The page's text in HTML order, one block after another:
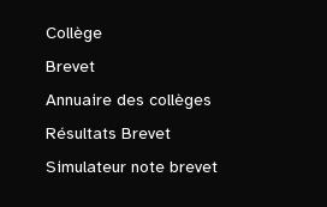
Collège
Brevet
Annuaire des collèges
Résultats Brevet
Simulateur note brevet